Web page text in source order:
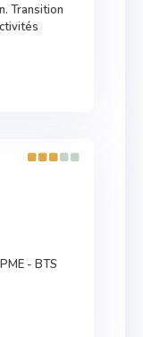
Transition
- BTS